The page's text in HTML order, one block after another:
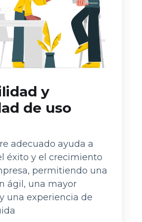
y
de uso
adecuado ayuda a
éxito y el crecimiento
permitiendo una
ágil, una mayor
una experiencia de